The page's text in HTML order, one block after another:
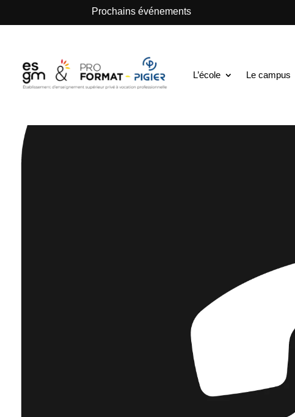
Prochains événements
L’école Le campus